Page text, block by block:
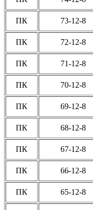
ПК 73-12-8
ПК 72-12-8
ПК 71-12-8
ПК 70-12-8
ПК 69-12-8
ПК 68-12-8
ПК 67-12-8
ПК 66-12-8
ПК 65-12-8